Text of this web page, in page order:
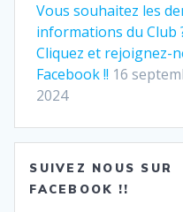
Vous souhaitez les
informations du Club
Cliquez et rejoignez-
Facebook !! 16
2024
SUIVEZ NOUS SUR
FACEBOOK !!